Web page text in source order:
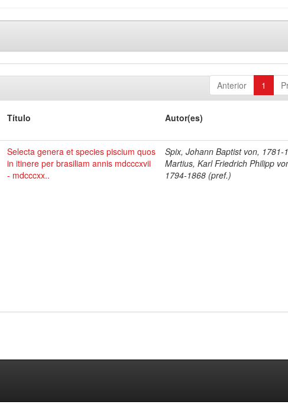
Anterior 1
Título Autor(es)
Selecta genera et species piscium quos
in itinere per brasiliam annis mdcccxvii
- mdcccxx..
Spix, Johann Baptist von, 1781-
Martius, Karl Friedrich Philipp
1794-1868 (pref.)